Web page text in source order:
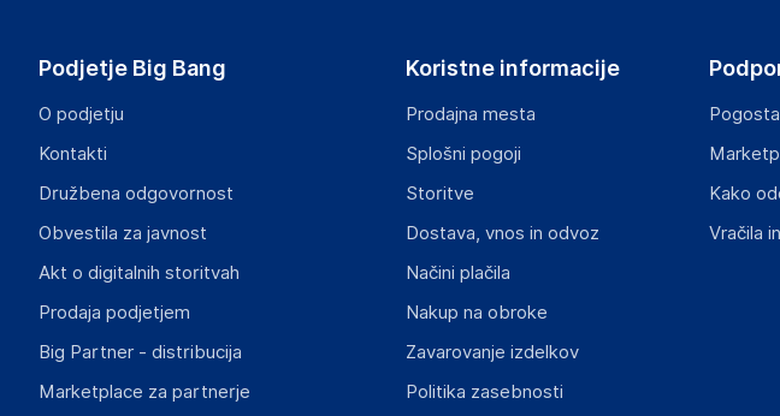
Podjetje Big Bang
O podjetju
Kontakti
Družbena odgovornost
Obvestila za javnost
Akt o digitalnih storitvah
Prodaja podjetjem
Big Partner - distribucija
Marketplace za partnerje
Koristne informacije
Prodajna mesta
Splošni pogoji
Storitve
Dostava, vnos in odvoz
Načini plačila
Nakup na obroke
Zavarovanje izdelkov
Politika zasebnosti
Kako
Vračila